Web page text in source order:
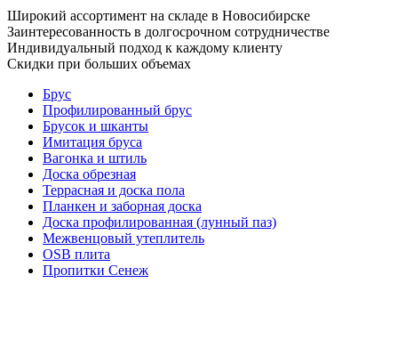
Широкий ассортимент на складе в Новосибирске
Заинтересованность в долгосрочном сотрудничестве
Индивидуальный подход к каждому клиенту
Скидки при больших объемах
Брус
Профилированный брус
Брусок и шканты
Имитация бруса
Вагонка и штиль
Доска обрезная
Террасная и доска пола
Планкен и заборная доска
Доска профилированная (лунный паз)
Межвенцовый утеплитель
OSB плита
Пропитки Сенеж